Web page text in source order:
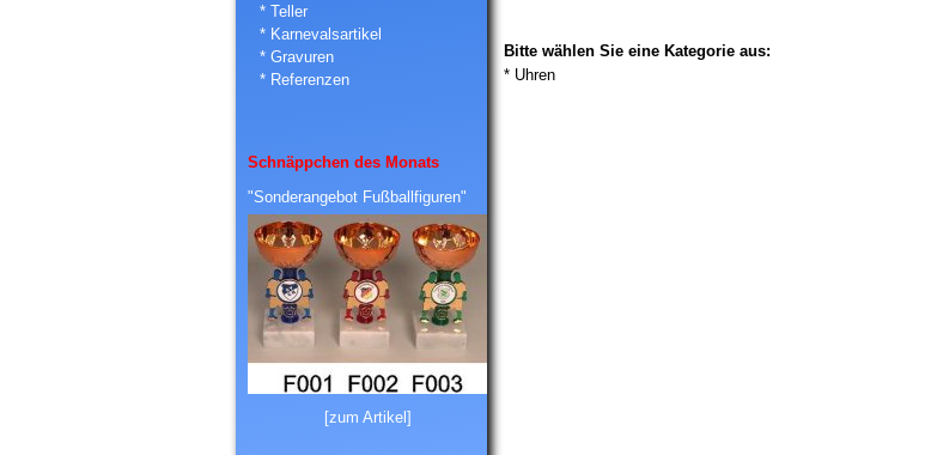
* Teller
* Karnevalsartikel
* Gravuren
* Referenzen
Schnäppchen des Monats
"Sonderangebot Fußballfiguren"
[zum Artikel]
Bitte wählen Sie eine Kategorie aus:
* Uhren